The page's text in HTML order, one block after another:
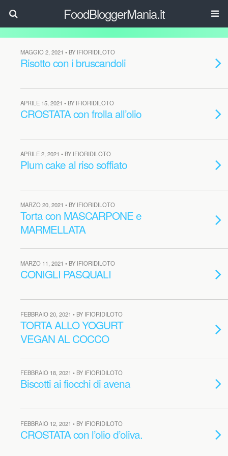
FoodBloggerMania.it
MAGGIO 2, 2021 • BY IFIORIDILOTO
Risotto con i bruscandoli
APRILE 15, 2021 • BY IFIORIDILOTO
CROSTATA con frolla all’olio
APRILE 2, 2021 • BY IFIORIDILOTO
Plum cake al riso soffiato
MARZO 20, 2021 • BY IFIORIDILOTO
Torta con MASCARPONE e
MARMELLATA
MARZO 11, 2021 • BY IFIORIDILOTO
CONIGLI PASQUALI
FEBBRAIO 20, 2021 • BY IFIORIDILOTO
TORTA ALLO YOGURT
VEGAN AL COCCO
FEBBRAIO 18, 2021 • BY IFIORIDILOTO
Biscotti ai fiocchi di avena
FEBBRAIO 12, 2021 • BY IFIORIDILOTO
CROSTATA con l’olio d’oliva.